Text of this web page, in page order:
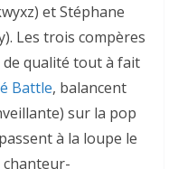
et Stéphane
Les trois compères
qualité tout à fait
Battle, balancent
sur la pop
à la loupe le
chanteur-